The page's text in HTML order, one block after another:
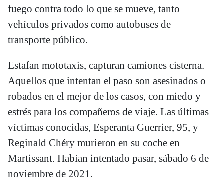
fuego contra todo lo que se mueve, tanto
vehículos privados como autobuses de
transporte público.
Estafan mototaxis, capturan camiones cisterna.
Aquellos que intentan el paso son asesinados o
robados en el mejor de los casos, con miedo y
estrés para los compañeros de viaje. Las últimas
víctimas conocidas, Esperanta Guerrier, 95, y
Reginald Chéry murieron en su coche en
Martissant. Habían intentado pasar, sábado 6 de
noviembre de 2021.